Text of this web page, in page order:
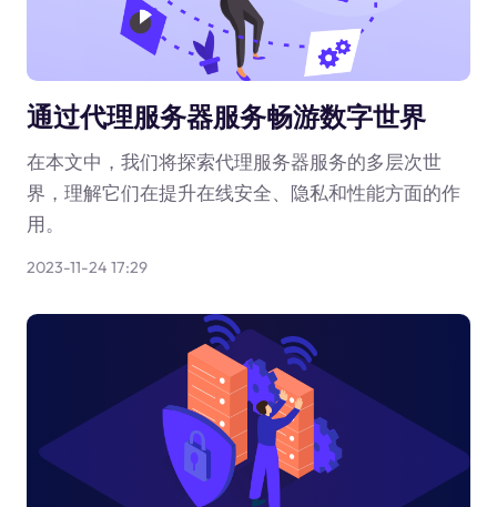
通过代理服务器服务畅游数字世界
在本文中，我们将探索代理服务器服务的多层次世
界，理解它们在提升在线安全、隐私和性能方面的作
用。
2023-11-24 17:29